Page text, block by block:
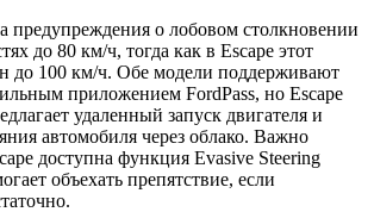
предупреждения о лобовом столкновении
до 80 км/ч, тогда как в Escape этот
до 100 км/ч. Обе модели поддерживают
приложением FordPass, но Escape
удаленный запуск двигателя и
автомобиля через облако. Важно
доступна функция Evasive Steering
объехать препятствие, если